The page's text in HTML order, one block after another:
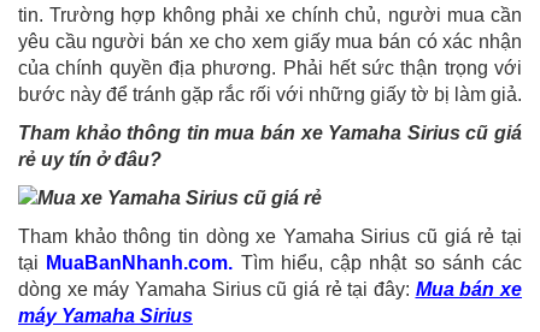
tin. Trường hợp không phải xe chính chủ, người mua cần
yêu cầu người bán xe cho xem giấy mua bán có xác nhận
của chính quyền địa phương. Phải hết sức thận trọng với
bước này để tránh gặp rắc rối với những giấy tờ bị làm giả.
Tham khảo thông tin mua bán xe Yamaha Sirius cũ giá
rẻ uy tín ở đâu?
Tham khảo thông tin dòng xe Yamaha Sirius cũ giá rẻ tại
tại MuaBanNhanh.com. Tìm hiểu, cập nhật so sánh các
dòng xe máy Yamaha Sirius cũ giá rẻ tại đây: Mua bán xe
máy Yamaha Sirius